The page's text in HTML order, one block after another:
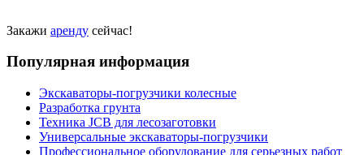
Закажи аренду сейчас!
Популярная информация
Экскаваторы-погрузчики колесные
Разработка грунта
Техника JCB для лесозаготовки
Универсальные экскаваторы-погрузчики
Профессиональное оборудование для серьезных работ